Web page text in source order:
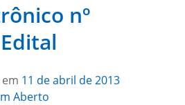
nº
11 de abril de 2013
Aberto